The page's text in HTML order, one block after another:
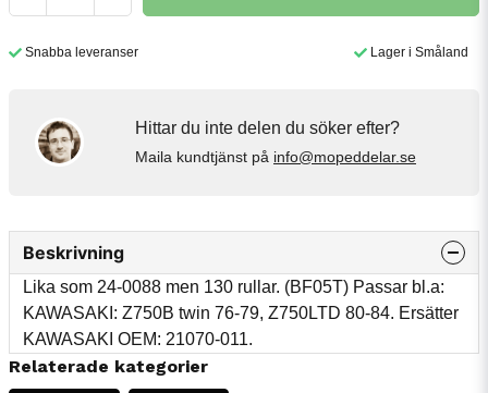
Snabba leveranser Lager i Småland
Hittar du inte delen du söker efter?
Maila kundtjänst på info@mopeddelar.se
Beskrivning
Lika som 24-0088 men 130 rullar. (BF05T) Passar bl.a:
KAWASAKI: Z750B twin 76-79, Z750LTD 80-84. Ersätter
KAWASAKI OEM: 21070-011.
Relaterade kategorier